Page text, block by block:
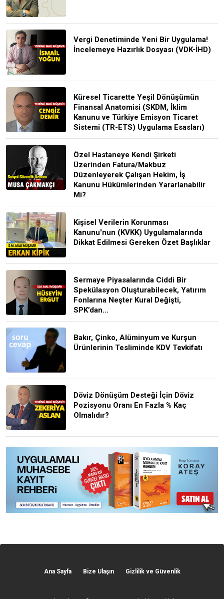
Vergi Denetiminde Yeni Bir Uygulama!
İncelemeye Hazırlık Dosyası (VDK-İHD)
Küresel Ticarette Yeşil Dönüşümün
Finansal Anatomisi (SKDM, İklim
Kanunu ve Türkiye Emisyon Ticaret
Sistemi (TR-ETS) Uygulama Esasları)
Özel Hastaneye Kendi Şirketi
Üzerinden Fatura/Makbuz
Düzenleyerek Çalışan Hekim, İş
Kanunu Hükümlerinden Yararlanabilir
Mi?
Kişisel Verilerin Korunması
Kanunu'nun (KVKK) Uygulamalarında
Dikkat Edilmesi Gereken Özet Başlıklar
Sermaye Piyasalarında Ciddi Bir
Spekülasyon Oluşturabilecek, Yatırım
Fonlarına Neşter Kural Değişti,
SPK’dan...
Bakır, Çinko, Alüminyum ve Kurşun
Ürünlerinin Tesliminde KDV Tevkifatı
Döviz Dönüşüm Desteği İçin Döviz
Pozisyonu Oranı En Fazla % Kaç
Olmalıdır?
Ana Sayfa Bize Ulaşın Gizlilik ve Güvenlik